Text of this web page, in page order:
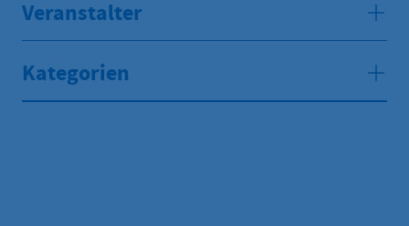
Veranstalter
Kategorien